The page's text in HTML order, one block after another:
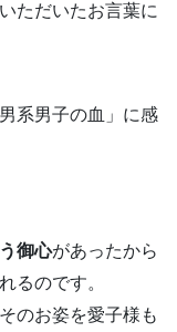
ただいたお言葉に
系男子の血」に感
御心があったから
るのです。
のお姿を愛子様も